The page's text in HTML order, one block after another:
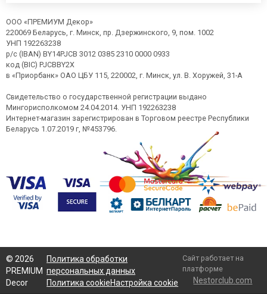
ООО «ПРЕМИУМ Декор»
220069 Беларусь, г. Минск, пр. Дзержинского, 9, пом. 1002
УНП 192263238
р/с (IBAN) BY14PJCB 3012 0385 2310 0000 0933
код (BIC) PJCBBY2X
в «Приорбанк» ОАО ЦБУ 115, 220002, г. Минск, ул. В. Хоружей, 31-А
Свидетельство о государственной регистрации выдано
Мингорисполкомом 24.04.2014. УНП 192263238
Интернет-магазин зарегистрирован в Торговом реестре Республики
Беларусь 1.07.2019 г, №453796.
© 2026
PREMIUM
Decor
Политика обработки
персональных данных
Политика cookieНастройка cookie
Сайт работает на
платформе
Nestorclub.com